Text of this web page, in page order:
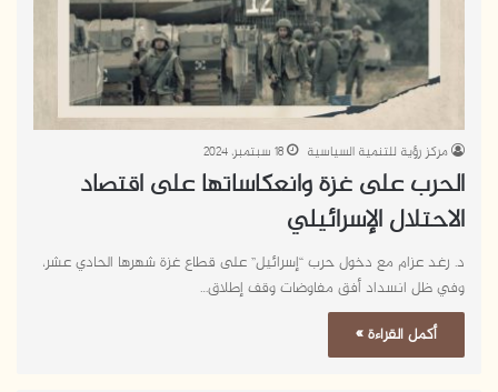
مركز رؤية للتنمية السياسية 18 سبتمبر، 2024
الحرب على غزة وانعكاساتها على اقتصاد
الاحتلال الإسرائيلي
د. رغد عزام مع دخول حرب “إسرائيل” على قطاع غزة شهرها الحادي عشر،
وفي ظل انسداد أفق مفاوضات وقف إطلاق…
أكمل القراءة »